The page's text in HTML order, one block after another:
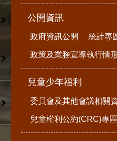
公開資訊
政府資訊公開 統計專
政策及業務宣導執行情
兒童少年福利
委員會及其他會議相關
兒童權利公約(CRC)專區